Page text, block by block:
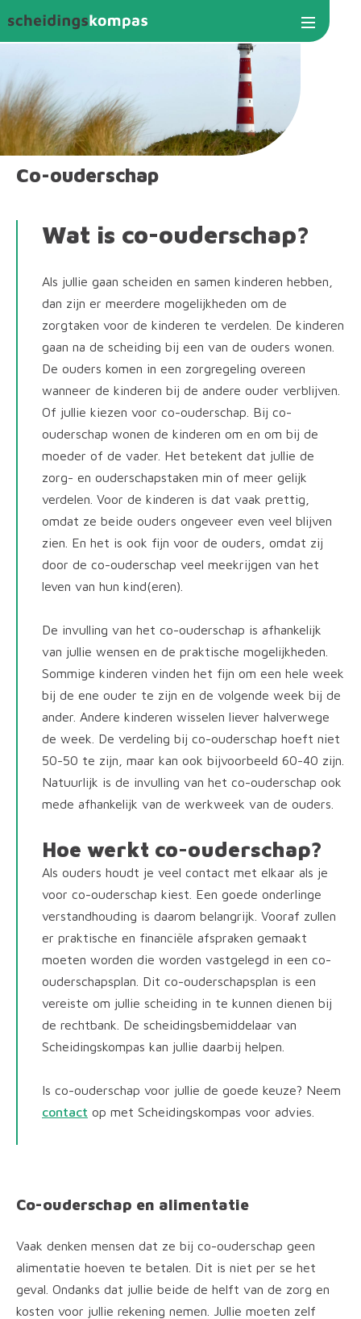
Co-ouderschap
Wat is co-ouderschap?
Als jullie gaan scheiden en samen kinderen hebben,
dan zijn er meerdere mogelijkheden om de
zorgtaken voor de kinderen te verdelen. De kinderen
gaan na de scheiding bij een van de ouders wonen.
De ouders komen in een zorgregeling overeen
wanneer de kinderen bij de andere ouder verblijven.
Of jullie kiezen voor co-ouderschap. Bij co-
ouderschap wonen de kinderen om en om bij de
moeder of de vader. Het betekent dat jullie de
zorg- en ouderschapstaken min of meer gelijk
verdelen. Voor de kinderen is dat vaak prettig,
omdat ze beide ouders ongeveer even veel blijven
zien. En het is ook fijn voor de ouders, omdat zij
door de co-ouderschap veel meekrijgen van het
leven van hun kind(eren).
De invulling van het co-ouderschap is afhankelijk
van jullie wensen en de praktische mogelijkheden.
Sommige kinderen vinden het fijn om een hele week
bij de ene ouder te zijn en de volgende week bij de
ander. Andere kinderen wisselen liever halverwege
de week. De verdeling bij co-ouderschap hoeft niet
50-50 te zijn, maar kan ook bijvoorbeeld 60-40 zijn.
Natuurlijk is de invulling van het co-ouderschap ook
mede afhankelijk van de werkweek van de ouders.
Hoe werkt co-ouderschap?
Als ouders houdt je veel contact met elkaar als je
voor co-ouderschap kiest. Een goede onderlinge
verstandhouding is daarom belangrijk. Vooraf zullen
er praktische en financiële afspraken gemaakt
moeten worden die worden vastgelegd in een co-
ouderschapsplan. Dit co-ouderschapsplan is een
vereiste om jullie scheiding in te kunnen dienen bij
de rechtbank. De scheidingsbemiddelaar van
Scheidingskompas kan jullie daarbij helpen.
Is co-ouderschap voor jullie de goede keuze? Neem
contact op met Scheidingskompas voor advies.
Co-ouderschap en alimentatie
Vaak denken mensen dat ze bij co-ouderschap geen
alimentatie hoeven te betalen. Dit is niet per se het
geval. Ondanks dat jullie beide de helft van de zorg en
kosten voor jullie rekening nemen. Jullie moeten zelf